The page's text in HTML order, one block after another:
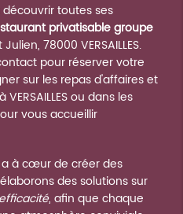
découvrir toutes ses
privatisable groupe
78000 VERSAILLES.
pour réserver votre
sur les repas d'affaires et
ou dans les
vous accueillir
à cœur de créer des
des solutions sur
, afin que chaque